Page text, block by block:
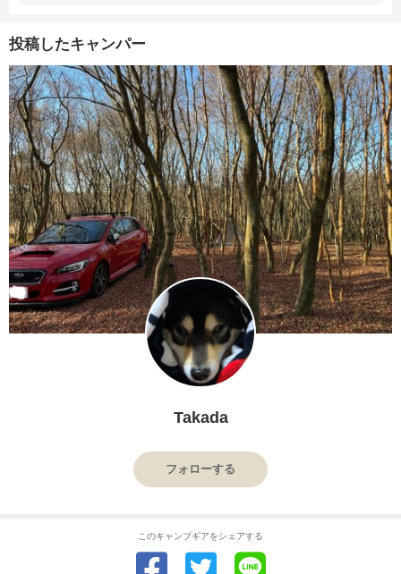
投稿したキャンパー
Takada
フォローする
このキャンプギアをシェアする